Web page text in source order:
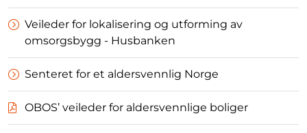
Veileder for lokalisering og utforming av
omsorgsbygg - Husbanken
Senteret for et aldersvennlig Norge
OBOS’ veileder for aldersvennlige boliger